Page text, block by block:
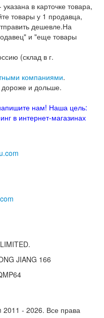
в карточке товара,
товары у 1 продавца,
дешевле.На
и "еще товары
(склад в г.
компаниями.
дороже и дольше.
нам! Наша цель:
в интернет-магазинах
JIANG 166
2011 - 2026. Все права